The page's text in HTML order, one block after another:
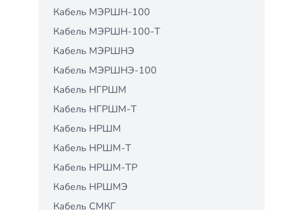
Кабель МЭРШН-100
Кабель МЭРШН-100-Т
Кабель МЭРШНЭ
Кабель МЭРШНЭ-100
Кабель НГРШМ
Кабель НГРШМ-Т
Кабель НРШМ
Кабель НРШМ-Т
Кабель НРШМ-ТР
Кабель НРШМЭ
Кабель СМКГ